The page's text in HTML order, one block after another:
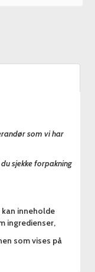
som vi har
sjekke forpakning
inneholde
ingredienser,
som vises på